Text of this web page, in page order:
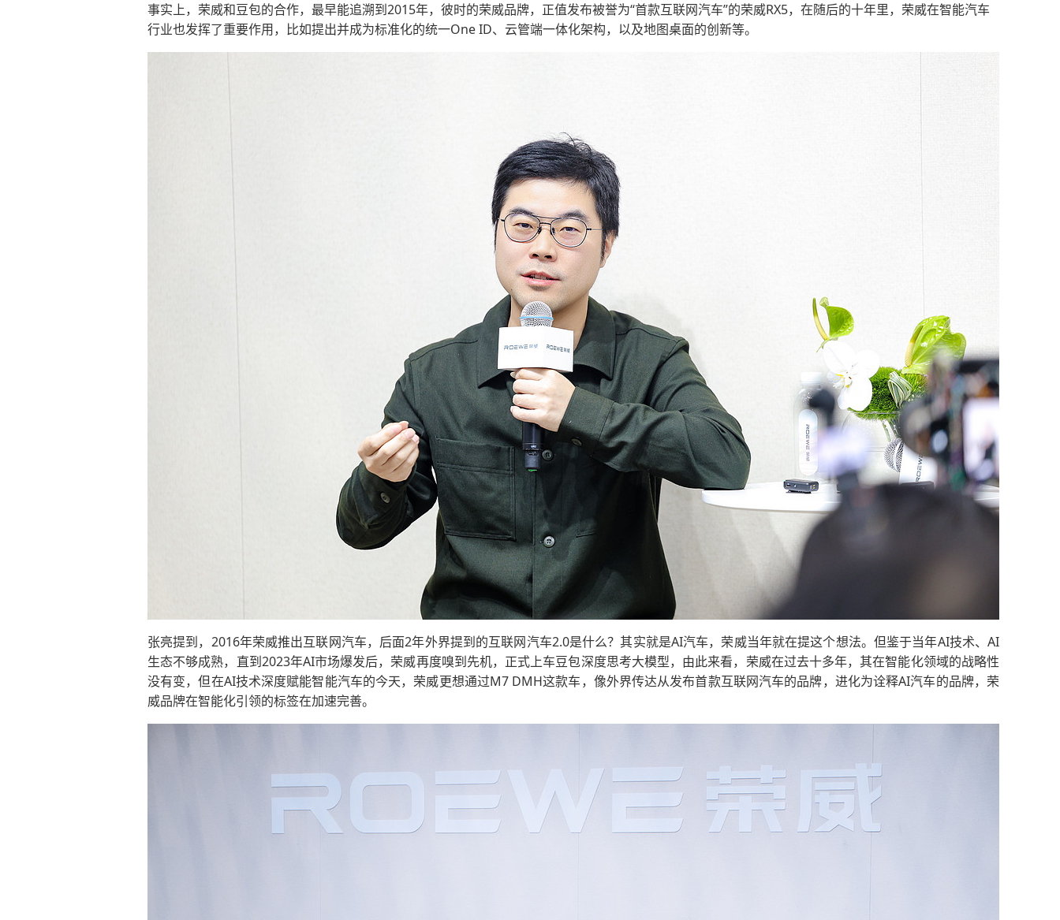
事实上，荣威和豆包的合作，最早能追溯到2015年，彼时的荣威品牌，正值发布被誉为“首款互联网汽车”的荣威RX5，在随后的十年里，荣威在智能汽车
行业也发挥了重要作用，比如提出并成为标准化的统一One ID、云管端一体化架构，以及地图桌面的创新等。
张亮提到，2016年荣威推出互联网汽车，后面2年外界提到的互联网汽车2.0是什么？其实就是AI汽车，荣威当年就在提这个想法。但鉴于当年AI技术、AI
生态不够成熟，直到2023年AI市场爆发后，荣威再度嗅到先机，正式上车豆包深度思考大模型，由此来看，荣威在过去十多年，其在智能化领域的战略性
没有变，但在AI技术深度赋能智能汽车的今天，荣威更想通过M7 DMH这款车，像外界传达从发布首款互联网汽车的品牌，进化为诠释AI汽车的品牌，荣
威品牌在智能化引领的标签在加速完善。